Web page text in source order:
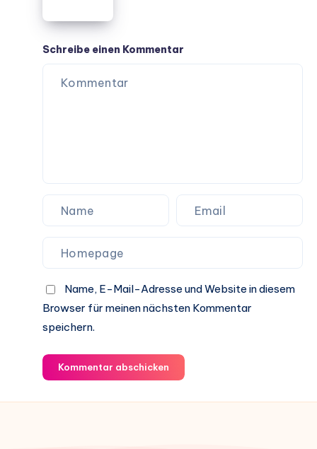
Schreibe einen Kommentar
Name, E-Mail-Adresse und Website in diesem
Browser für meinen nächsten Kommentar
speichern.
Kommentar abschicken